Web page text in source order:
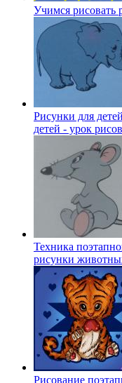
Учимся рисовать
Рисунки для
детей - урок
Техника
рисунки
Рисование